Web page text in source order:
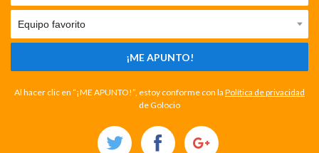
¡ME APUNTO!
Al hacer clic en “¡ME APUNTO!”, estoy conforme con la Política de privacidad
de Golocio